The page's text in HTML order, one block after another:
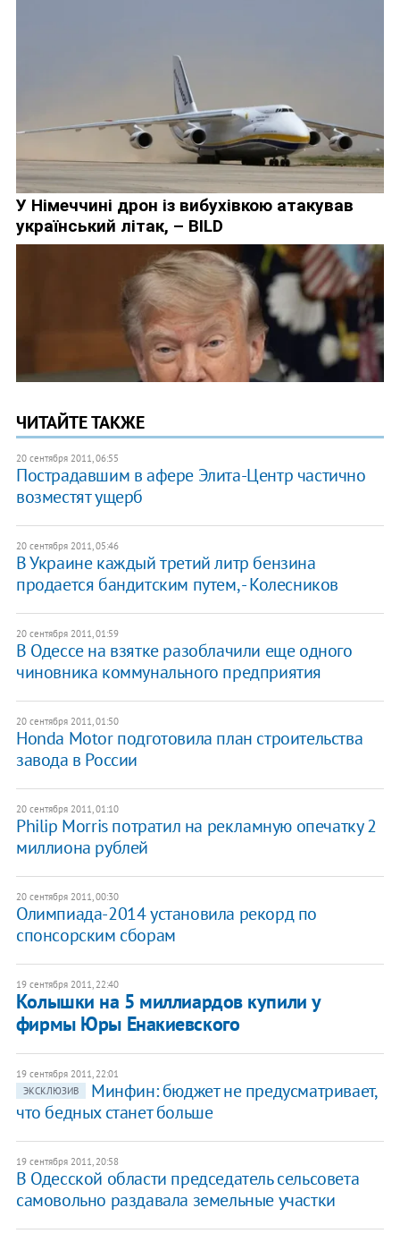
ЧИТАЙТЕ ТАКЖЕ
20 сентября 2011, 06:55
Пострадавшим в афере Элита-Центр частично
возместят ущерб
20 сентября 2011, 05:46
​В Украине каждый третий литр бензина
продается бандитским путем, - Колесников
20 сентября 2011, 01:59
В Одессе на взятке разоблачили еще одного
чиновника коммунального предприятия
20 сентября 2011, 01:50
Honda Motor подготовила план строительства
завода в России
20 сентября 2011, 01:10
Philip Morris потратил на рекламную опечатку 2
миллиона рублей
20 сентября 2011, 00:30
Олимпиада-2014 установила рекорд по
спонсорским сборам
19 сентября 2011, 22:40
Колышки на 5 миллиардов купили у
фирмы Юры Енакиевского
19 сентября 2011, 22:01
ЭКСКЛЮЗИВ
Минфин: бюджет не предусматривает,
что бедных станет больше
19 сентября 2011, 20:58
В Одесской области председатель сельсовета
самовольно раздавала земельные участки